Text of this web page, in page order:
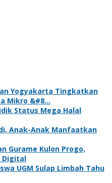
Yogyakarta Tingkatkan
Mikro &#8…
Status Mega Halal
Anak-Anak Manfaatkan
Gurame Kulon Progo,
Digital
UGM Sulap Limbah Tahu